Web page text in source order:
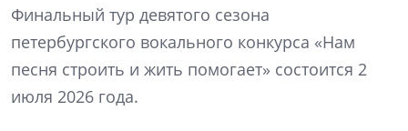
Финальный тур девятого сезона
петербургского вокального конкурса «Нам
песня строить и жить помогает» состоится 2
июля 2026 года.